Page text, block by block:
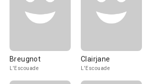
Breugnot
L'Escouade
Clairjane
L'Escouade